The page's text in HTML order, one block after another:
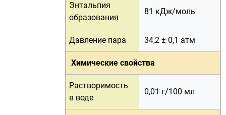
Энтальпия
образования
81 кДж/моль
Давление пара 34,2 ± 0,1 атм
Химические свойства
Растворимость
в воде
0,01 г/100 мл